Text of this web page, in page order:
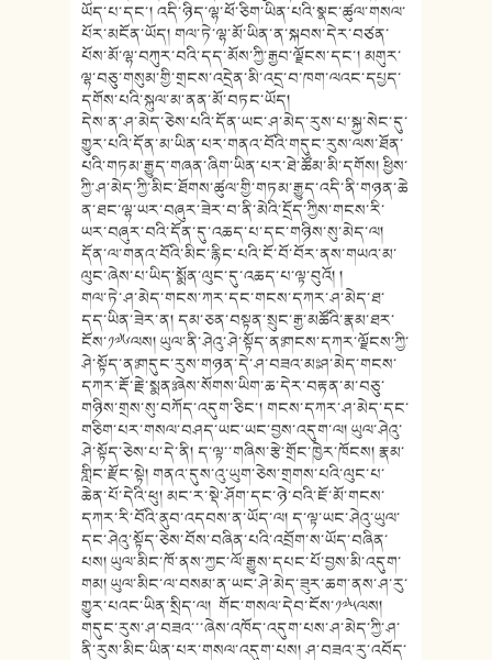
ཡོད་པ་དང་། འདི་ཉིད་ལྷ་ཕོ་ཅིག་ཡིན་པའི་སྣང་ཚུལ་གསལ་
པོར་མངོན་ཡོད། གལ་ཏེ་ལྷ་མོ་ཡིན་ན་སྐབས་དེར་བཙན་
པོས་མོ་ལྷ་བཀུར་བའི་དད་མོས་ཀྱི་རྒྱབ་ལྗོངས་དང་། མགུར་
ལྷ་བཅུ་གསུམ་གྱི་གྲངས་འདྲེན་མི་འདྲ་བ་ཁག་ལའང་དཔྱད་
དགོས་པའི་སྐུལ་མ་ནན་མོ་བཏང་ཡོད།
དེས་ན་ཤ་མེད་ཅེས་པའི་དོན་ཡང་ཤ་མེད་རུས་པ་སྐྱ་སེང་དུ་
གྱུར་པའི་དོན་མ་ཡིན་པར་གནའ་བོའི་གདུང་རུས་ལས་ཐོན་
པའི་གཏམ་རྒྱུད་གཞན་ཞིག་ཡིན་པར་ཐེ་ཚོམ་མི་དགོས། ཕྱིས་
ཀྱི་ཤ་མེད་ཀྱི་མིང་ཐོགས་ཚུལ་གྱི་གཏམ་རྒྱུད་འདི་ནི་གཉན་ཆེ
ན་ཐང་ལྷ་ཡར་བཞུར་ཟེར་བ་ནི་མེའི་དྲོད་ཀྱིས་གངས་རི་
ཡར་བཞུར་བའི་དོན་དུ་འཆད་པ་དང་གཉིས་སུ་མེད་ལ།
དོན་ལ་གནའ་བོའི་མིང་རྙིང་པའི་ངོ་བོ་བོར་ནས་གཡའ་མ་
ལུང་ཞེས་པ་ཡིད་སྨོན་ལུང་དུ་འཆད་པ་ལྟ་བུའོ། །
གལ་ཏེ་ཤ་མེད་གངས་ཀར་དང་གངས་དཀར་ཤ་མེད་ཐ་
དད་ཡིན་ཟེར་ན། དམ་ཅན་བསྟན་སྲུང་རྒྱ་མཚོའི་རྣམ་ཐར་
ངོས་༡༧༦ལས། ཡུལ་ནི་ཤེའུ་ཤེ་སྟོད་ནཿ གངས་དཀར་ལྗོངས་ཀྱི་
ཤེ་སྟོད་ནཿ གདུང་རུས་གཉན་དེ་ཤ་བཟའ་མཿ ཤ་མེད་གངས་
དཀར་རྡོ་རྗེ་སྨནཿ ཞེས་སོགས་ཡིག་ཆ་དེར་བརྟན་མ་བཅུ་
གཉིས་གྲས་སུ་བཀོད་འདུག་ཅིང་། གངས་དཀར་ཤ་མེད་དང་
གཅིག་པར་གསལ་བཤད་ཡང་ཡང་བྱས་འདུག་ལ། ཡུལ་ཤེའུ་
ཤེ་སྟོད་ཅེས་པ་དེ་ནི། ད་ལྟ་་གཞིས་རྩེ་གྲོང་ཁྱེར་ཁོངས། རྣམ་
གླིང་རྫོང་སྟེ། གནའ་དུས་འུ་ཡུག་ཅེས་གྲགས་པའི་ལུང་པ་
ཆེན་པོ་དེའི་ཕུ། མང་ར་སྡེ་ཤོག་དང་ཉེ་བའི་ཇོ་མོ་གངས་
དཀར་རི་བོའི་ནུབ་འདབས་ན་ཡོད་ལ། ད་ལྟ་ཡང་ཤེའུ་ཡུལ་
དང་ཤེའུ་སྟོད་ཅེས་བོས་བཞིན་པའི་འབྲོག་ས་ཡོད་བཞིན་
པས། ཡུལ་མིང་ཁོ་ནས་ཀྱང་ལོ་རྒྱུས་དཔང་པོ་བྱས་མི་འདུག་
གམ། ཡུལ་མིང་ལ་བསམ་ན་ཡང་ཤེ་མེད་ཟུར་ཆག་ནས་ཤ་རུ་
གྱུར་པའང་ཡིན་སྲིད་ལ། གོང་གསལ་དེབ་ངོས་༡༧༥ལས།
གདུང་རུས་ཤ་བཟའ་་་ཞེས་འཁོད་འདུག་པས་ཤ་མེད་ཀྱི་ཤ་
ནི་རུས་མིང་ཡིན་པར་གསལ་འདུག་པས། ཤ་བཟའ་རུ་འབོད་